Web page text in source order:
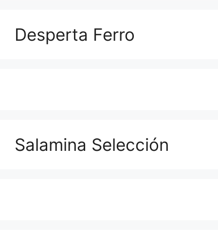
Desperta Ferro
Salamina Selección